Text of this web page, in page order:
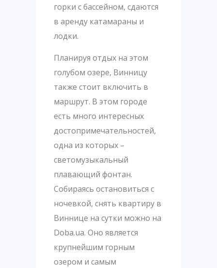
горки с бассейном, сдаются
в аренду катамараны и
лодки.
Планируя отдых на этом
голубом озере, Винницу
также стоит включить в
маршрут. В этом городе
есть много интересных
достопримечательностей,
одна из которых –
светомузыкальный
плавающий фонтан.
Собираясь остановиться с
ночевкой, снять квартиру в
Виннице на сутки можно на
Doba.ua. Оно является
крупнейшим горным
озером и самым